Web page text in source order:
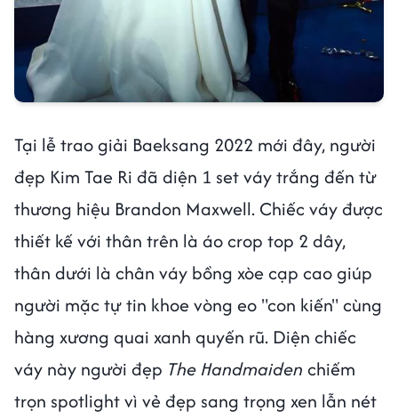
Tại lễ trao giải Baeksang 2022 mới đây, người
đẹp Kim Tae Ri đã diện 1 set váy trắng đến từ
thương hiệu Brandon Maxwell. Chiếc váy được
thiết kế với thân trên là áo crop top 2 dây,
thân dưới là chân váy bồng xòe cạp cao giúp
người mặc tự tin khoe vòng eo "con kiến" cùng
hàng xương quai xanh quyến rũ. Diện chiếc
váy này người đẹp The Handmaiden chiếm
trọn spotlight vì vẻ đẹp sang trọng xen lẫn nét